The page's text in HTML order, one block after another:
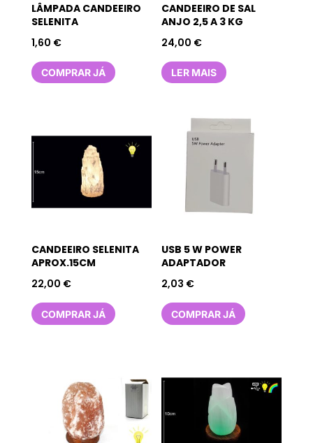
LÂMPADA CANDEEIRO
SELENITA
1,60 €
COMPRAR JÁ
CANDEEIRO DE SAL
ANJO 2,5 A 3 KG
24,00 €
LER MAIS
CANDEEIRO SELENITA
APROX.15CM
22,00 €
COMPRAR JÁ
USB 5 W POWER
ADAPTADOR
2,03 €
COMPRAR JÁ